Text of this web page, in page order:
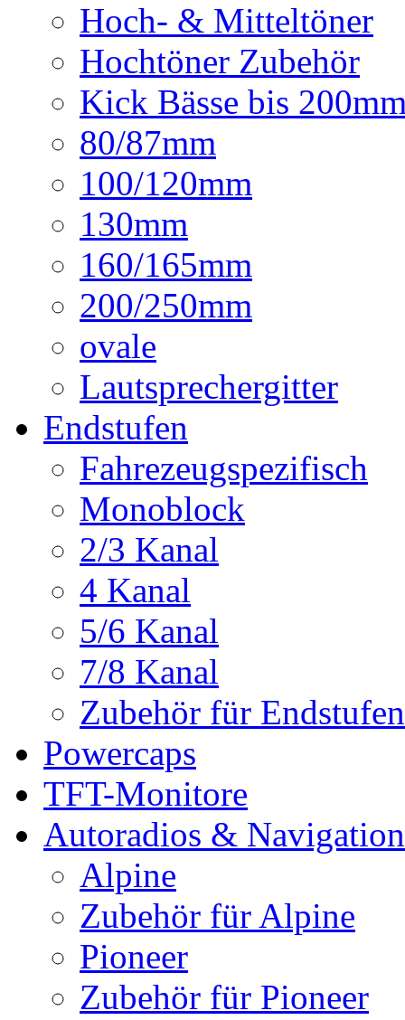
Hoch- & Mitteltöner
Hochtöner Zubehör
Kick Bässe bis
80/87mm
100/120mm
130mm
160/165mm
200/250mm
ovale
Lautsprechergitter
Endstufen
Fahrezeugspezifisch
Monoblock
2/3 Kanal
4 Kanal
5/6 Kanal
7/8 Kanal
Zubehör für Endstufen
Powercaps
TFT-Monitore
Autoradios & Navigation
Alpine
Zubehör für Alpine
Pioneer
Zubehör für Pioneer